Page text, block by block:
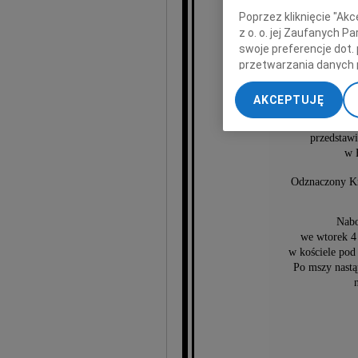
Absolwent SGPiS,
w
Odznaczony
we wtorek
w kościele
Po mszy
Poprzez kliknięcie
z o. o. jej Zaufanych
swoje preferencje dot.
przetwarzania danych
„Ustawienia
My, nasi Zaufani
dokładnych danych
Przechowywanie
treści, badnie
AKCEPTUJĘ